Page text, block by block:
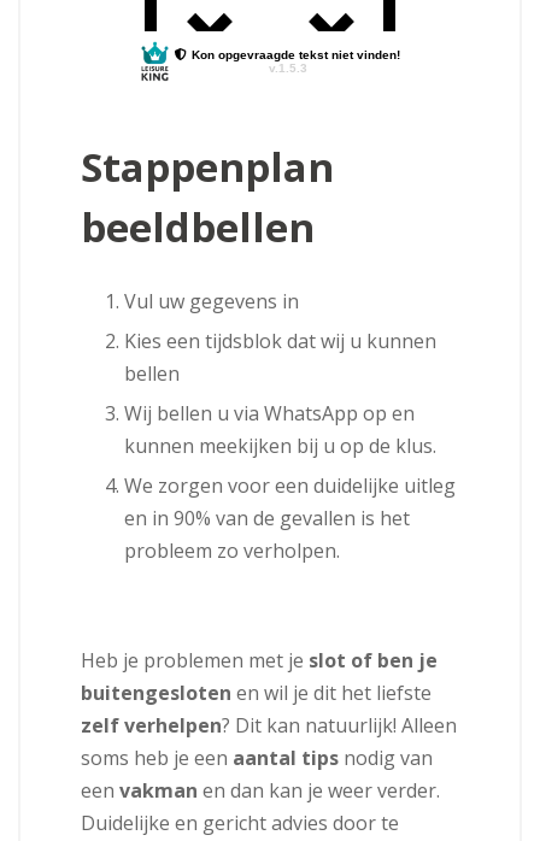
Stappenplan
beeldbellen
Vul uw gegevens in
Kies een tijdsblok dat wij u kunnen
bellen
Wij bellen u via WhatsApp op en
kunnen meekijken bij u op de klus.
We zorgen voor een duidelijke uitleg
en in 90% van de gevallen is het
probleem zo verholpen.
Heb je problemen met je slot of ben je
buitengesloten en wil je dit het liefste
zelf verhelpen? Dit kan natuurlijk! Alleen
soms heb je een aantal tips nodig van
een vakman en dan kan je weer verder.
Duidelijke en gericht advies door te